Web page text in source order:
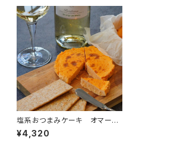
塩系おつまみケーキ オマール
海老＆ズワイガニ Flavor Ca
ke
¥4,320